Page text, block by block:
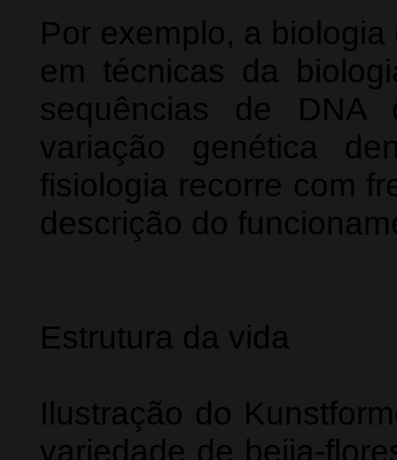
Por exemplo, a
em técnicas da
sequências de
variação genética
fisiologia recorre com
descrição do
Estrutura da vida
Ilustração do
variedade de beija-